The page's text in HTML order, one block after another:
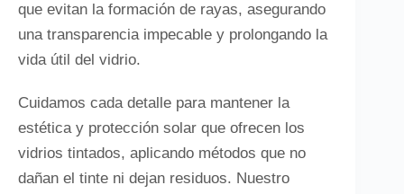
que evitan la formación de rayas, asegurando
una transparencia impecable y prolongando la
vida útil del vidrio.
Cuidamos cada detalle para mantener la
estética y protección solar que ofrecen los
vidrios tintados, aplicando métodos que no
dañan el tinte ni dejan residuos. Nuestro